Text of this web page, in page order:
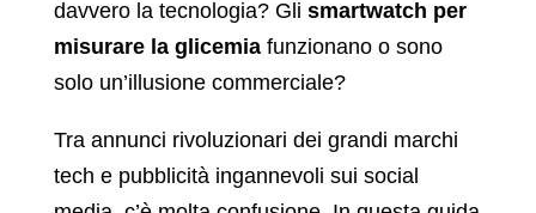
davvero la tecnologia? Gli smartwatch per
misurare la glicemiafunzionano o sono
solo un’illusione commerciale?
Tra annunci rivoluzionari dei grandi marchi
tech e pubblicità ingannevoli sui social